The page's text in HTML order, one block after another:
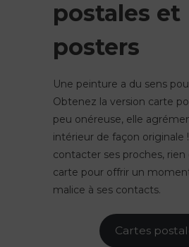
postales et
posters
Une peinture a du sens
Obtenez la version carte
peu onéreuse, elle
intérieur de façon originale
contacter ses proches, rien
carte pour offrir un
malice à ses contacts.
Cartes